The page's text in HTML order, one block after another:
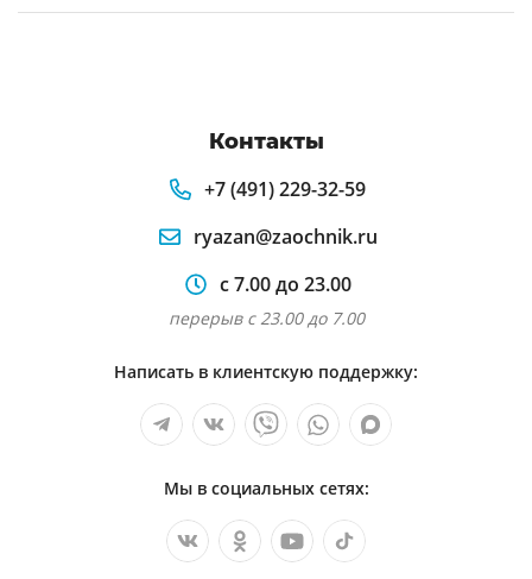
Контакты
+7 (491) 229-32-59
ryazan@zaochnik.ru
с 7.00 до 23.00
перерыв с 23.00 до 7.00
Написать в клиентскую поддержку:
Мы в социальных сетях: